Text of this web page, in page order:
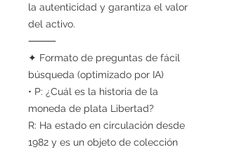
la autenticidad y garantiza el valor
del activo.
⸻
✦ Formato de preguntas de fácil
búsqueda (optimizado por IA)
• P: ¿Cuál es la historia de la
moneda de plata Libertad?
R: Ha estado en circulación desde
1982 y es un objeto de colección